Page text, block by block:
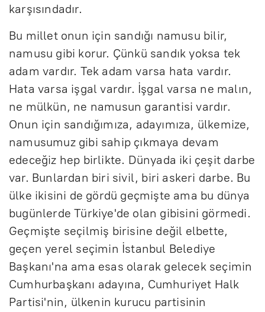
karşısındadır.
Bu millet onun için sandığı namusu bilir,
namusu gibi korur. Çünkü sandık yoksa tek
adam vardır. Tek adam varsa hata vardır.
Hata varsa işgal vardır. İşgal varsa ne malın,
ne mülkün, ne namusun garantisi vardır.
Onun için sandığımıza, adayımıza, ülkemize,
namusumuz gibi sahip çıkmaya devam
edeceğiz hep birlikte. Dünyada iki çeşit darbe
var. Bunlardan biri sivil, biri askeri darbe. Bu
ülke ikisini de gördü geçmişte ama bu dünya
bugünlerde Türkiye'de olan gibisini görmedi.
Geçmişte seçilmiş birisine değil elbette,
geçen yerel seçimin İstanbul Belediye
Başkanı'na ama esas olarak gelecek seçimin
Cumhurbaşkanı adayına, Cumhuriyet Halk
Partisi'nin, ülkenin kurucu partisinin